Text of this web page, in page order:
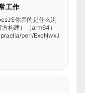
工作
你用的是什么浏
构建）（arm64）
pen/ExeNwxJ